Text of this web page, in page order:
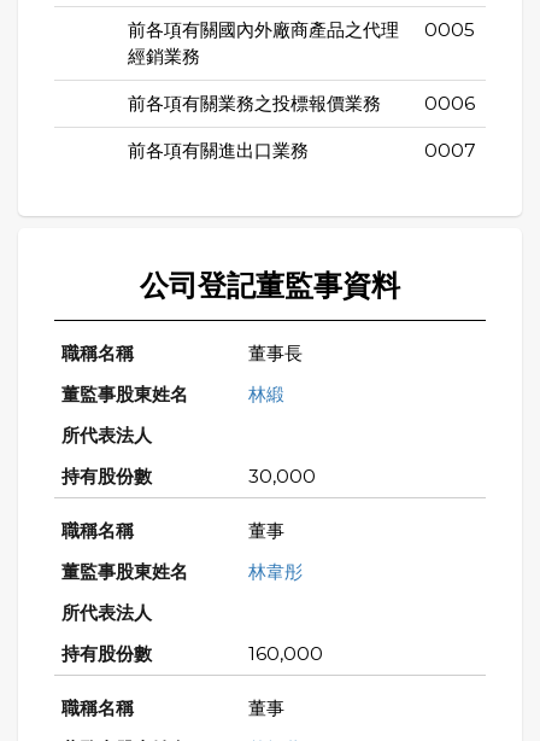
前各項有關國內外廠商產品之代理
經銷業務
0005
前各項有關業務之投標報價業務 0006
前各項有關進出口業務 0007
公司登記董監事資料
董事長
林緞
30,000
董事
林韋彤
160,000
董事